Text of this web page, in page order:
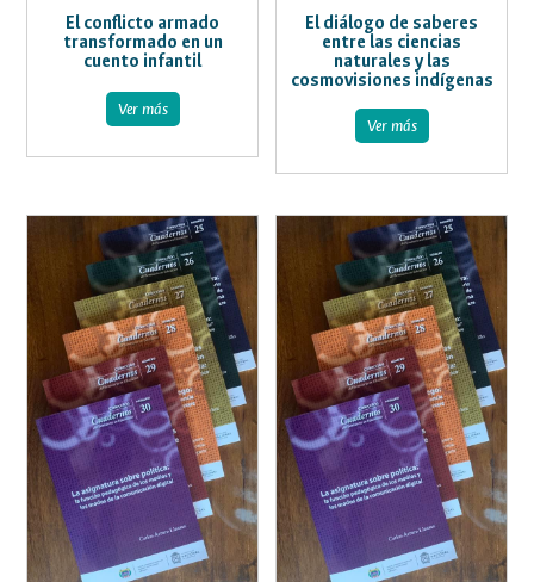
El conflicto armado
transformado en un
cuento infantil
Ver más
El diálogo de saberes
entre las ciencias
naturales y las
cosmovisiones indígenas
Ver más